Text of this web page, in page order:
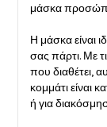
μάσκα
Η μάσκα είναι
σας πάρτι. Με
που διαθέτει,
κομμάτι είναι
ή για